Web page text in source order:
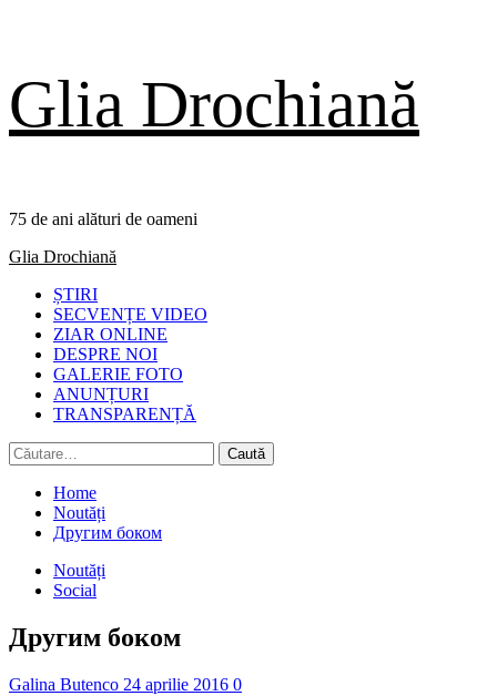
to
content
Glia Drochiană
75 de ani alături de oameni
Primary
Glia Drochiană
ȘTIRI
SECVENȚE VIDEO
ZIAR ONLINE
DESPRE NOI
GALERIE FOTO
ANUNȚURI
TRANSPARENȚĂ
Caută
după:
Home
Noutăți
Другим боком
Noutăți
Social
Другим боком
Galina Butenco 24 aprilie 2016 0